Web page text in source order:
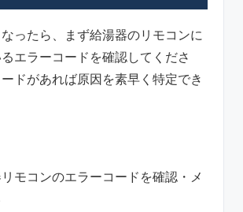
ったら、まず給湯器のリモコンに
エラーコードを確認してくださ
ドがあれば原因を素早く特定でき
モコンのエラーコードを確認・メ